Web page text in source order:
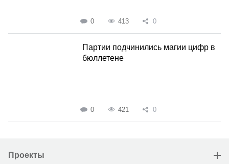
0 413 0
Партии подчинились магии цифр в
бюллетене
0 421 0
Проекты